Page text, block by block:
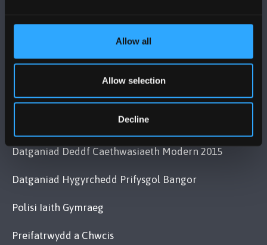
Allow all
Allow selection
Decline
Cydymffurfiaeth Gyfreithiol
Datganiad Deddf Caethwasiaeth Modern 2015
Datganiad Hygyrchedd Prifysgol Bangor
Polisi Iaith Gymraeg
Preifatrwydd a Chwcis